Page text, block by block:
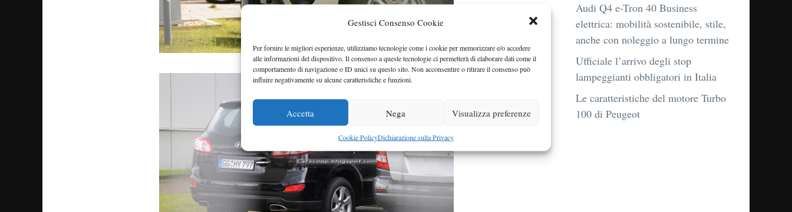
Gestisci Consenso Cookie
Per fornire le migliori esperienze, utilizziamo tecnologie come i cookie per memorizzare e/o accedere
alle informazioni del dispositivo. Il consenso a queste tecnologie ci permetterà di elaborare dati come il
comportamento di navigazione o ID unici su questo sito. Non acconsentire o ritirare il consenso può
influire negativamente su alcune caratteristiche e funzioni.
Accetta Nega Visualizza preferenze
Cookie PolicyDichiarazione sulla Privacy
Audi Q4 e-Tron 40 Business
elettrica: mobilità sostenibile, stile,
anche con noleggio a lungo termine
Ufficiale l’arrivo degli stop
lampeggianti obbligatori in Italia
Le caratteristiche del motore Turbo
100 di Peugeot